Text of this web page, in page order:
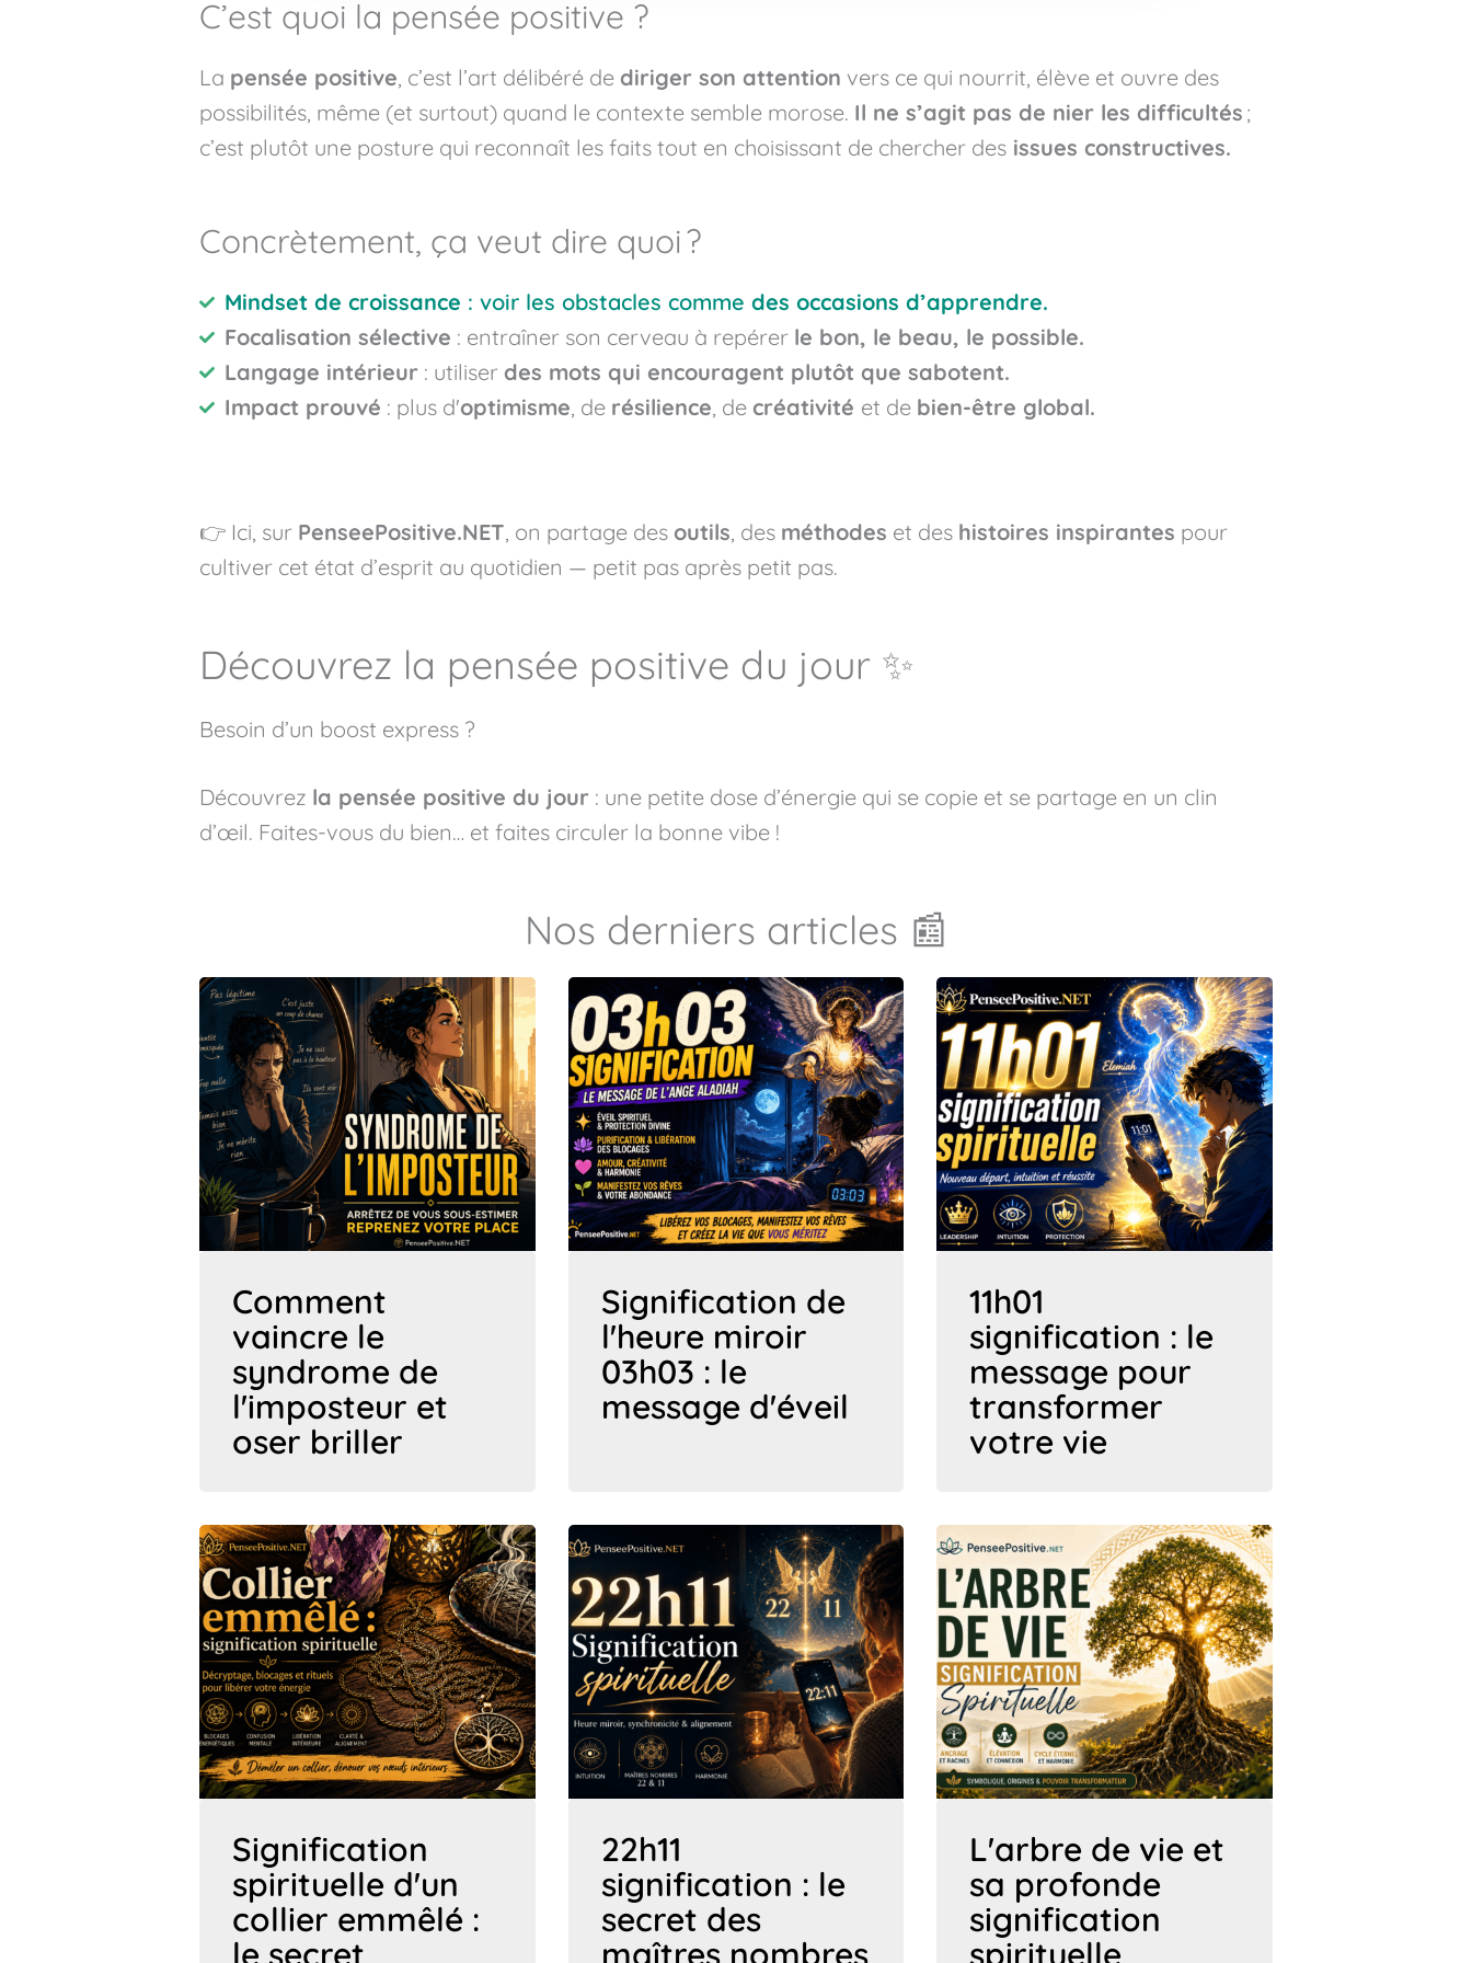
C’est quoi la pensée positive ?
La pensée positive, c’est l’art délibéré de diriger son attention vers ce qui nourrit, élève et ouvre des
possibilités, même (et surtout) quand le contexte semble morose. Il ne s’agit pas de nier les difficultés ;
c’est plutôt une posture qui reconnaît les faits tout en choisissant de chercher des issues constructives.
Concrètement, ça veut dire quoi ?
Mindset de croissance : voir les obstacles comme des occasions d’apprendre.
Focalisation sélective : entraîner son cerveau à repérer le bon, le beau, le possible.
Langage intérieur: utiliser des mots qui encouragent plutôt que sabotent.
Impact prouvé : plus d'optimisme, de résilience, de créativité et de bien‑être global.
👉 Ici, sur PenseePositive.NET, on partage des outils, des méthodes et des histoires inspirantes pour
cultiver cet état d’esprit au quotidien — petit pas après petit pas.
Découvrez la pensée positive du jour ✨
Besoin d’un boost express ?
Découvrez la pensée positive du jour : une petite dose d’énergie qui se copie et se partage en un clin
d’œil. Faites-vous du bien… et faites circuler la bonne vibe !
Nos derniers articles 📰
Comment
vaincre le
syndrome de
l'imposteur et
oser briller
Signification de
l'heure miroir
03h03 : le
message d'éveil
11h01
signification : le
message pour
transformer
votre vie
Signification
spirituelle d'un
collier emmêlé :
le secret
22h11
signification : le
secret des
maîtres nombres
L'arbre de vie et
sa profonde
signification
spirituelle